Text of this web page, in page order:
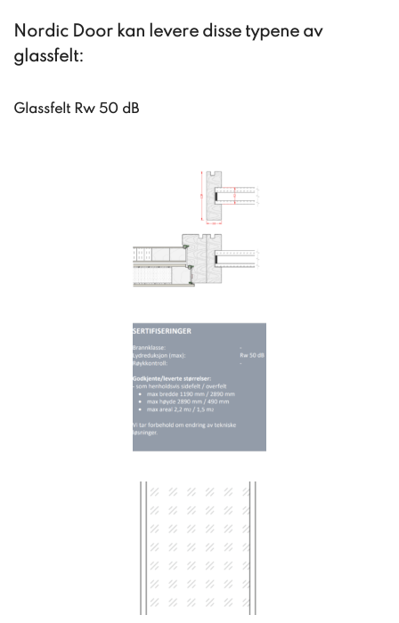
Nordic Door kan levere disse typene av
glassfelt:
Glassfelt Rw 50 dB